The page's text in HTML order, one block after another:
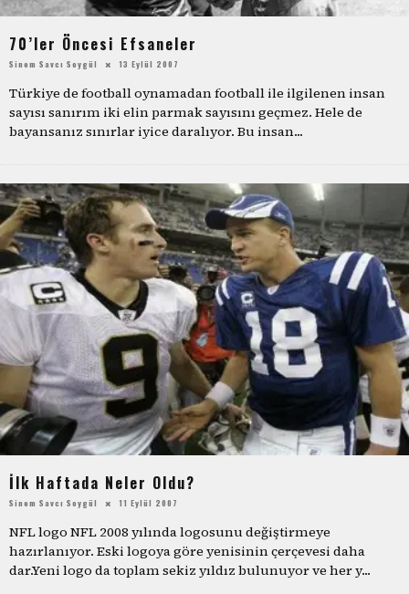
70’ler Öncesi Efsaneler
Sinem Savcı Soygül 13 Eylül 2007
Türkiye de football oynamadan football ile ilgilenen insan
sayısı sanırım iki elin parmak sayısını geçmez. Hele de
bayansanız sınırlar iyice daralıyor. Bu insan...
İlk Haftada Neler Oldu?
Sinem Savcı Soygül 11 Eylül 2007
NFL logo NFL 2008 yılında logosunu değiştirmeye
hazırlanıyor. Eski logoya göre yenisinin çerçevesi daha
dar.Yeni logo da toplam sekiz yıldız bulunuyor ve her y...